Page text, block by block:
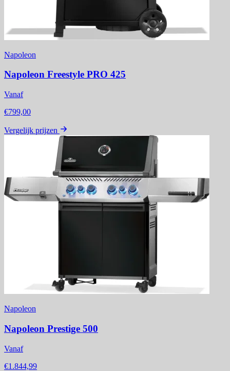
Napoleon
Napoleon Freestyle PRO 425
Vanaf
€799,00
Vergelijk prijzen
Napoleon
Napoleon Prestige 500
Vanaf
€1.844,99